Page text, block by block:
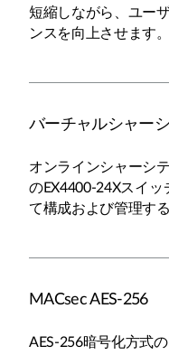
短縮しながら、ユー
ンスを向上させます。
バーチャルシャーシ
オンラインシャーシ
のEX4400-24Xスイ
て構成および管理す
MACsec AES-256
AES-256暗号化方式